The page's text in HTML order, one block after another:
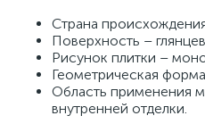
Страна
Поверхность –
Рисунок плитки –
Геометрическая
Область применения
внутренней отделки.